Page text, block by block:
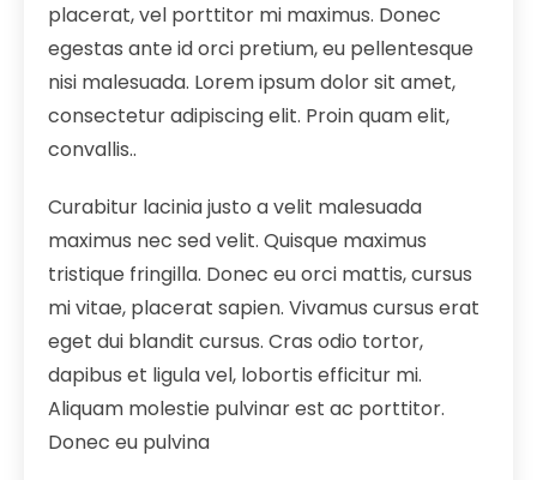
placerat, vel porttitor mi maximus. Donec
egestas ante id orci pretium, eu pellentesque
nisi malesuada. Lorem ipsum dolor sit amet,
consectetur adipiscing elit. Proin quam elit,
convallis..
Curabitur lacinia justo a velit malesuada
maximus nec sed velit. Quisque maximus
tristique fringilla. Donec eu orci mattis, cursus
mi vitae, placerat sapien. Vivamus cursus erat
eget dui blandit cursus. Cras odio tortor,
dapibus et ligula vel, lobortis efficitur mi.
Aliquam molestie pulvinar est ac porttitor.
Donec eu pulvina